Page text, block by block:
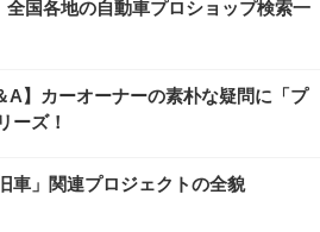
各地の自動車プロショップ検索一
A】カーオーナーの素朴な疑問に「プ
ーズ！
車」関連プロジェクトの全貌